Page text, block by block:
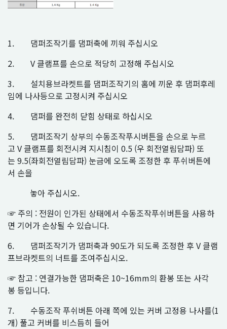
1. 댐퍼조작기를 댐퍼축에 끼워 주십시오
2. V 클램프를 손으로 적당히 고정해 주십시오
3. 설치용브라켓트를 댐퍼조작기의 홈에 끼운 후 댐퍼후레
임에 나사등으로 고정시켜 주십시오
4. 댐퍼를 완전히 닫힘 상태로 하십시오
5. 댐퍼조작기 상부의 수동조작푸시버튼을 손으로 누르
고 V 클램프를 회전시켜 지시침이 0.5 (우 회전열림담파) 또
는 9.5(좌회전열림담파) 눈금에 오도록 조정한 후 푸쉬버튼에
서 손을
놓아 주십시오.
☞ 주의 : 전원이 인가된 상태에서 수동조작푸쉬버튼을 사용하
면 기어가 손상될 수 있습니다.
6. 댐퍼조작기가 댐퍼축과 90도가 되도록 조정한 후 V 클램
프브라켓트의 너트를 조여주십시오.
☞ 참고 : 연결가능한 댐퍼축은 10~16mm의 환봉 또는 사각
봉 등입니다.
7. 수동조작 푸쉬버튼 아래 쪽에 있는 커버 고정용 나사를(1
개) 풀고 커버를 비스듬히 들어